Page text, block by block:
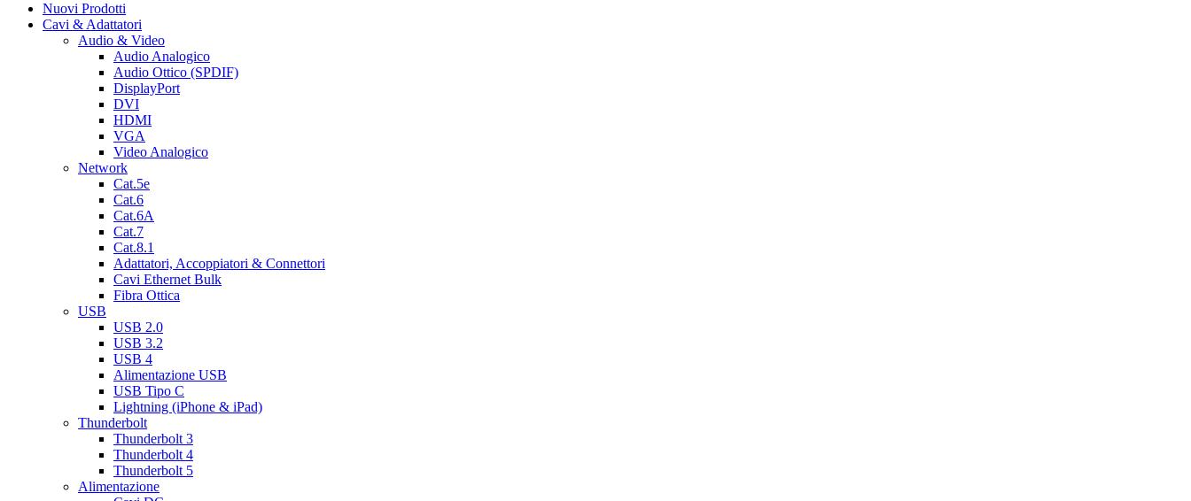
Nuovi Prodotti
Cavi & Adattatori
Audio & Video
Audio Analogico
Audio Ottico (SPDIF)
DisplayPort
DVI
HDMI
VGA
Video Analogico
Network
Cat.5e
Cat.6
Cat.6A
Cat.7
Cat.8.1
Adattatori, Accoppiatori & Connettori
Cavi Ethernet Bulk
Fibra Ottica
USB
USB 2.0
USB 3.2
USB 4
Alimentazione USB
USB Tipo C
Lightning (iPhone & iPad)
Thunderbolt
Thunderbolt 3
Thunderbolt 4
Thunderbolt 5
Alimentazione